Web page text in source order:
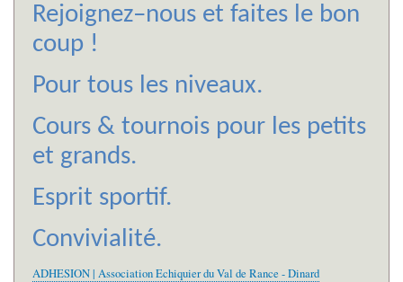
Rejoignez–nous et faites le bon
coup !
Pour tous les niveaux.
Cours & tournois pour les petits
et grands.
Esprit sportif.
Convivialité.
ADHESION | Association Echiquier du Val de Rance - Dinard